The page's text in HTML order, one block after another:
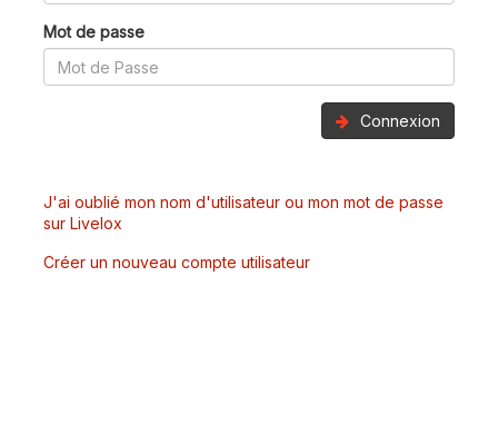
Mot de passe
Connexion
J'ai oublié mon nom d'utilisateur ou mon mot de passe
sur Livelox
Créer un nouveau compte utilisateur